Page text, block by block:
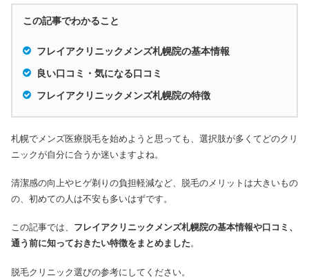
この記事でわかること
フレイアクリニックメンズ札幌院の基本情報
良い口コミ・気になる口コミ
フレイアクリニックメンズ札幌院の特徴
札幌でメンズ医療脱毛を始めようと思っても、選択肢が多くてどのクリ
ニックが自分に合うか迷いますよね。
清潔感の向上やヒゲ剃りの負担軽減など、脱毛のメリットは大きいもの
の、初めての人は不安も多いはずです。
この記事では、 フレイアクリニックメンズ札幌院の基本情報や口コミ、
通う前に知っておきたい特徴をまとめました。
脱毛クリニック選びの参考にしてください。